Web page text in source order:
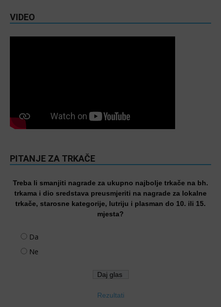
VIDEO
PITANJE ZA TRKAČE
Treba li smanjiti nagrade za ukupno najbolje trkače na bh.
trkama i dio sredstava preusmjeriti na nagrade za lokalne
trkače, starosne kategorije, lutriju i plasman do 10. ili 15.
mjesta?
Da
Ne
Rezultati